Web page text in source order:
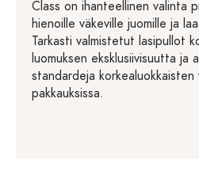
Class on ihanteellinen valinta
hienoille väkeville juomille ja
Tarkasti valmistetut lasipullot
luomuksen eksklusiivisuutta ja
standardeja korkealuokkaisten
pakkauksissa.